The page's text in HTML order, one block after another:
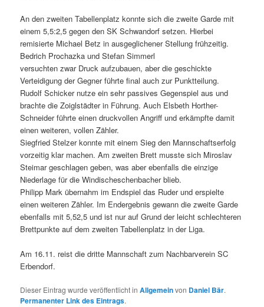
An den zweiten Tabellenplatz konnte sich die zweite Garde mit
einem 5,5:2,5 gegen den SK Schwandorf setzen. Hierbei
remisierte Michael Betz in ausgeglichener Stellung frühzeitig.
Bedrich Prochazka und Stefan Simmerl
versuchten zwar Druck aufzubauen, aber die geschickte
Verteidigung der Gegner führte final auch zur Punktteilung.
Rudolf Schicker nutze ein sehr passives Gegenspiel aus und
brachte die Zoiglstädter in Führung. Auch Elsbeth Horther-
Schneider führte einen druckvollen Angriff und erkämpfte damit
einen weiteren, vollen Zähler.
Siegfried Stelzer konnte mit einem Sieg den Mannschaftserfolg
vorzeitig klar machen. Am zweiten Brett musste sich Miroslav
Steimar geschlagen geben, was aber ebenfalls die einzige
Niederlage für die Windischeschenbacher blieb.
Philipp Mark übernahm im Endspiel das Ruder und erspielte
einen weiteren Zähler. Im Endergebnis gewann die zweite Garde
ebenfalls mit 5,52,5 und ist nur auf Grund der leicht schlechteren
Brettpunkte auf dem zweiten Tabellenplatz in der Liga.
Am 16.11. reist die dritte Mannschaft zum Nachbarverein SC
Erbendorf.
Dieser Eintrag wurde veröffentlicht inAllgemeinvon Daniel Bär.
Permanenter Link des Eintrags.